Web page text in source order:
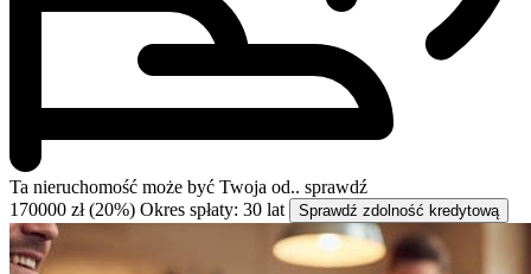
Ta nieruchomość może być Twoja od.. sprawdź
170000 zł (20%) Okres spłaty: 30 lat Sprawdź zdolność kredytową